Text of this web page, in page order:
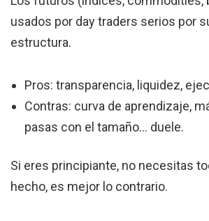
usados por day traders serios por
estructura.
Pros: transparencia, liquidez,
Contras: curva de aprendizaje,
pasas con el tamaño… duele.
Si eres principiante, no necesitas
hecho, es mejor lo contrario.